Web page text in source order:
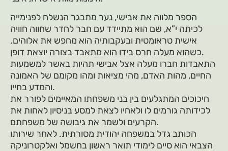
הספר מלווה את אבישי, נער מתבגר הנשלח לפנימייה
לכיתה י”א, שם הוא מתיידד עם חבר לחדר שחווה חוויה
אישית טראומטית ובעקבותיה הוא מחפש את אלוהים.
כשהוא מעלה חרס בידו הוא מתאבד בצורה יוצאת דופן.
התאבדות חברו מעלה אצל אבישי תהיות באשר למשמעות
החיים, מהות האדם, מהי מציאות ומהו מקומם של האמונה
והמדע בחייו.
חיכוכים המתגלעים בין בני משפחתו המאיימים לפורר את
לכידותה גורמים לו ולאחיו לצאת למסע בניסיון לאחות את
הקרעים ולשמר את גיבושה של משפחתם.
הכותב גדל במשפחה יהודית מסורתית. לאחר שירותו
הצבאי הוא סיים לימודי תואר ראשון בחשמל ואלקטרוניקה